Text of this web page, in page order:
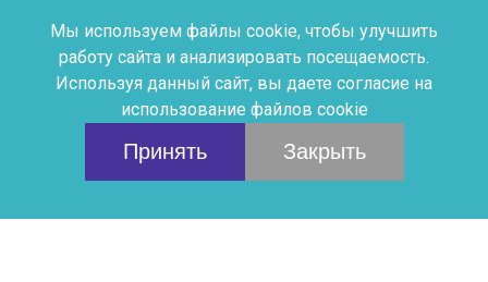
Дыши Искусством © Детская
Школа Искусств №2
Мы используем файлы cookie, чтобы улучшить
работу сайта и анализировать посещаемость.
Используя данный сайт, вы даете согласие на
использование файлов cookie
Принять Закрыть